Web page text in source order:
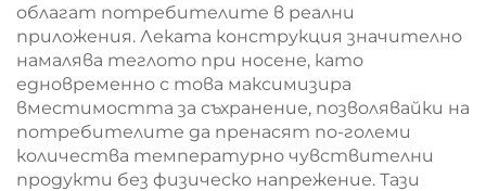
облагат потребителите в реални
приложения. Леката конструкция значително
намалява теглото при носене, като
едновременно с това максимизира
вместимостта за съхранение, позволявайки на
потребителите да пренасят по-големи
количества температурно чувствителни
продукти без физическо напрежение. Тази